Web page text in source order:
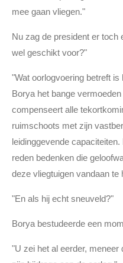
mee gaan vliegen."
Nu zag de president er toch
wel geschikt voor?"
"Wat oorlogvoering betreft
Borya het bange
compenseert alle
ruimschoots met zijn
leidinggevende
reden bedenken die
deze vliegtuigen vandaan te
"En als hij echt sneuveld?"
Borya bestudeerde een
"U zei het al eerder,